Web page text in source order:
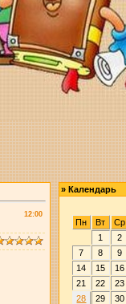
12:00
»Календарь
Пн
Вт Ср
1
2
7
8 9
14
15 16
21
22 23
28
29 30